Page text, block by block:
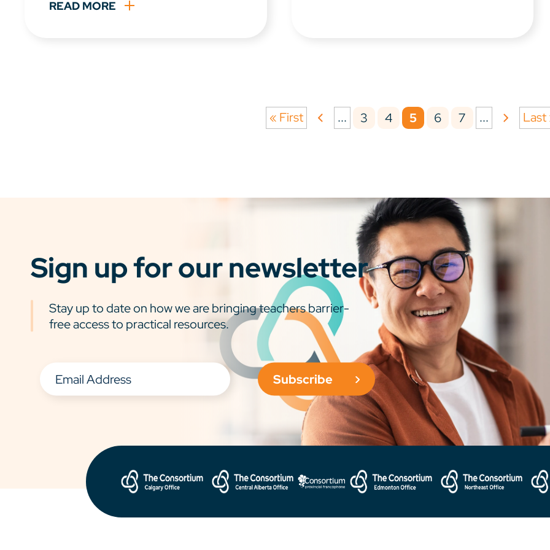
READ MORE
« First ... 3 4 5 6 7 ... Last
Sign up for our newsletter
Stay up to date on how we are bringing teachers barrier-
free access to practical resources.
Subscribe